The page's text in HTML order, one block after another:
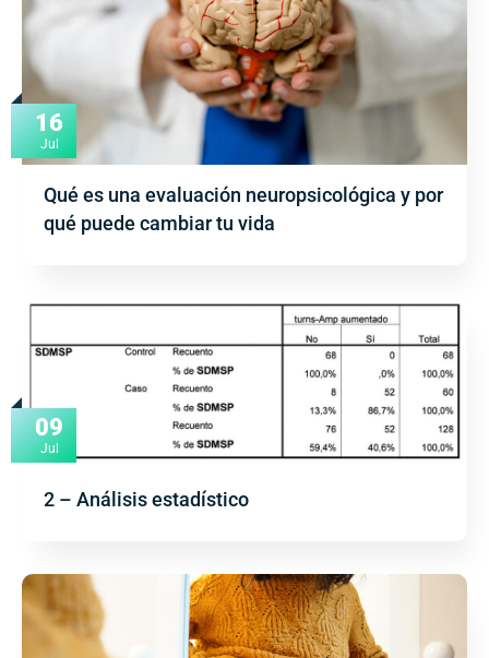
16
Jul
Qué es una evaluación neuropsicológica y por
qué puede cambiar tu vida
09
Jul
2 – Análisis estadístico